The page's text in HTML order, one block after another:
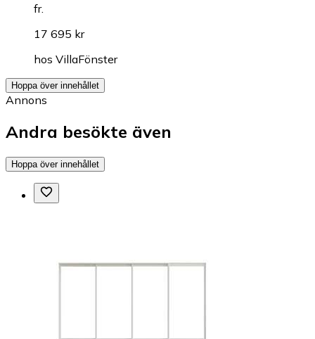
fr.
17 695 kr
hos VillaFönster
Hoppa över innehållet
Annons
Andra besökte även
Hoppa över innehållet